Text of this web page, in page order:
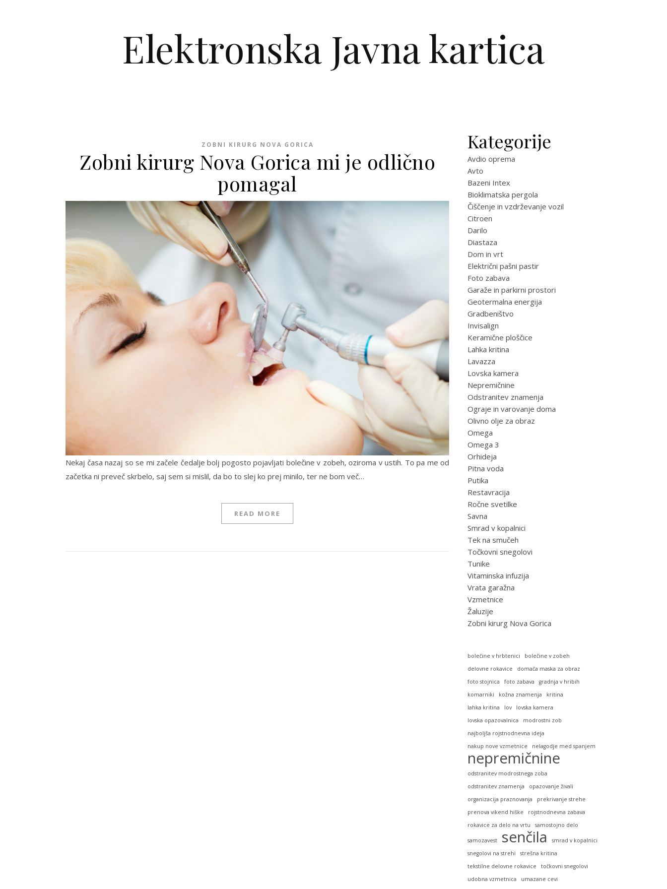
Elektronska Javna kartica
ZOBNI KIRURG NOVA GORICA
Zobni kirurg Nova Gorica mi je odlično
pomagal
Nekaj časa nazaj so se mi začele čedalje bolj pogosto pojavljati bolečine v zobeh, oziroma v ustih. To pa me od
začetka ni preveč skrbelo, saj sem si mislil, da bo to slej ko prej minilo, ter ne bom več…
READ MORE
Kategorije
Avdio oprema
Avto
Bazeni Intex
Bioklimatska pergola
Čiščenje in vzdrževanje vozil
Citroen
Darilo
Diastaza
Dom in vrt
Električni pašni pastir
Foto zabava
Garaže in parkirni prostori
Geotermalna energija
Gradbeništvo
Invisalign
Keramične ploščice
Lahka kritina
Lavazza
Lovska kamera
Nepremičnine
Odstranitev znamenja
Ograje in varovanje doma
Olivno olje za obraz
Omega
Omega 3
Orhideja
Pitna voda
Putika
Restavracija
Ročne svetilke
Savna
Smrad v kopalnici
Tek na smučeh
Točkovni snegolovi
Tunike
Vitaminska infuzija
Vrata garažna
Vzmetnice
Žaluzije
Zobni kirurg Nova Gorica
bolečine v hrbtenici
bolečine v zobeh
delovne rokavice
domača maska za obraz
foto stojnica
foto zabava
gradnja v hribih
komarniki
kožna znamenja
kritina
lahka kritina
lov
lovska kamera
lovska opazovalnica
modrostni zob
najboljša rojstnodnevna ideja
nakup nove vzmetnice
nelagodje med spanjem
nepremičnine
odstranitev modrostnega zoba
odstranitev znamenja
opazovanje živali
organizacija praznovanja
prekrivanje strehe
prenova vikend hiške
rojstnodnevna zabava
rokavice za delo na vrtu
samostojno delo
samozavest senčila
smrad v kopalnici
snegolovi na strehi
strešna kritina
tekstilne delovne rokavice
točkovni snegolovi
udobna vzmetnica
umazane cevi